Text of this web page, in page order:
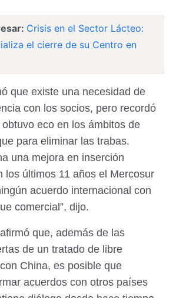
Crisis en el Sector Lácteo:
el cierre de su Centro en
que existe una necesidad de
con los socios, pero recordó
eco en los ámbitos de
para eliminar las trabas.
una mejora en inserción
los últimos 11 años el Mercosur
acuerdo internacional con
comercial”, dijo.
que, además de las
de un tratado de libre
China, es posible que
acuerdos con otros países